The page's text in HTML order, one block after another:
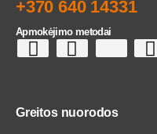
+370 640 14331
Apmokėjimo metodai
Greitos nuorodos